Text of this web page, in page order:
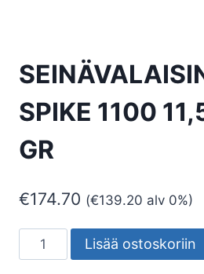
SPIKE 1100
GR
€174.70 (€139.20 alv 0%)
SEINÄVALAISIN
ULKO
Lisää ostoskoriin